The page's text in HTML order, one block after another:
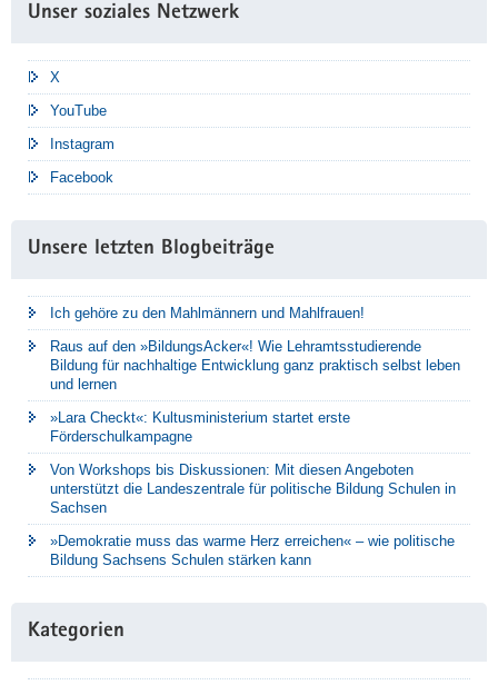
Unser soziales Netzwerk
X
YouTube
Instagram
Facebook
Unsere letzten Blogbeiträge
Ich gehöre zu den Mahlmännern und Mahlfrauen!
Raus auf den »BildungsAcker«! Wie Lehramtsstudierende
Bildung für nachhaltige Entwicklung ganz praktisch selbst leben
und lernen
»Lara Checkt«: Kultusministerium startet erste
Förderschulkampagne
Von Workshops bis Diskussionen: Mit diesen Angeboten
unterstützt die Landeszentrale für politische Bildung Schulen in
Sachsen
»Demokratie muss das warme Herz erreichen« – wie politische
Bildung Sachsens Schulen stärken kann
Kategorien